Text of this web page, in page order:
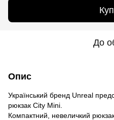
До
Опис
Український бренд Unreal
рюкзак City Mini.
Компактний, невеличкий